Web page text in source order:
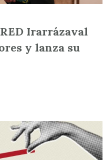
Irarrázaval
y lanza su